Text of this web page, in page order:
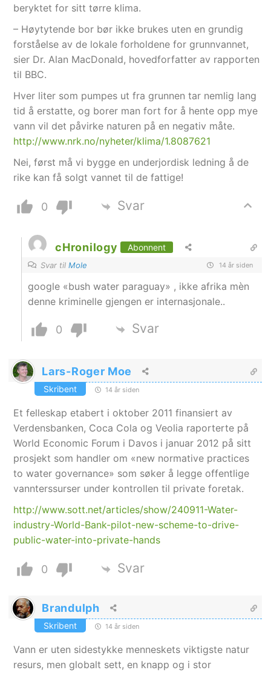
beryktet for sitt tørre klima.
– Høytytende bor bør ikke brukes uten en grundig
forståelse av de lokale forholdene for grunnvannet,
sier Dr. Alan MacDonald, hovedforfatter av rapporten
til BBC.
Hver liter som pumpes ut fra grunnen tar nemlig lang
tid å erstatte, og borer man fort for å hente opp mye
vann vil det påvirke naturen på en negativ måte.
http://www.nrk.no/nyheter/klima/1.8087621
Nei, først må vi bygge en underjordisk ledning å de
rike kan få solgt vannet til de fattige!
0 Svar
cHronilogy Abonnent
Svar tilMole 14 år siden
google «bush water paraguay» , ikke afrika mèn
denne kriminelle gjengen er internasjonale..
0 Svar
Lars-Roger Moe
Skribent 14 år siden
Et felleskap etabert i oktober 2011 finansiert av
Verdensbanken, Coca Cola og Veolia raporterte på
World Economic Forum i Davos i januar 2012 på sitt
prosjekt som handler om «new normative practices
to water governance» som søker å legge offentlige
vannterssurser under kontrollen til private foretak.
http://www.sott.net/articles/show/240911-Water-
industry-World-Bank-pilot-new-scheme-to-drive-
public-water-into-private-hands
0 Svar
Brandulph
Skribent 14 år siden
Vann er uten sidestykke menneskets viktigste natur
resurs, men globalt sett, en knapp og i stor